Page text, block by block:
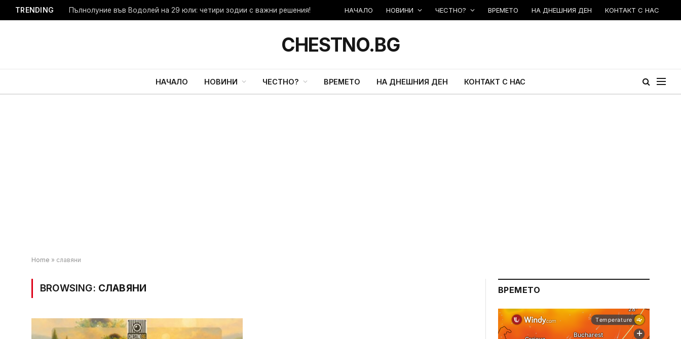
TRENDING Пълнолуние във Водолей на 29 юли: четири зодии с важни решения! НАЧАЛО НОВИНИ ЧЕСТНО? ВРЕМЕТО НА ДНЕШНИЯ ДЕН КОНТАКТ С НАС
CHESTNO.BG
НАЧАЛО НОВИНИ ЧЕСТНО? ВРЕМЕТО НА ДНЕШНИЯ ДЕН КОНТАКТ С НАС
Home » славяни
BROWSING: СЛАВЯНИ ВРЕМЕТО